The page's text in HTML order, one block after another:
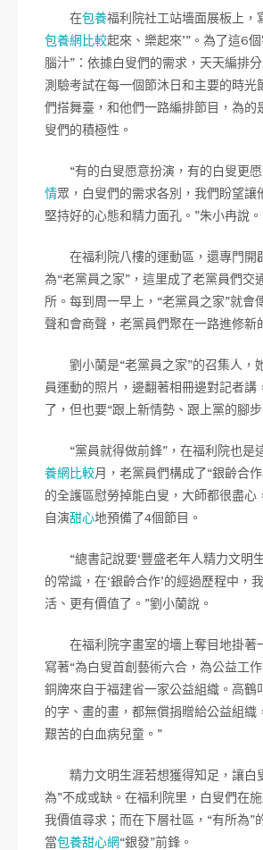
在包養福利院社工站墻面展板上，
包養網比較起來、樂起來’”。為了這6
腦汁”：依據白叟們的需求，天天編排
測驗考試在每一個節沐日和主要的時光
們搭舞臺，和他們一路編排節目，為的
叟們的積極性。
“有的白叟愿意扮演，有的白叟更
情眾，白叟們的需求各別，我們盼望讓
堅持好的心態和精力面孔。”朱小冉說。
在福利院八樓的運動區，還專門開
為“老黨員之家”，這里成了老黨員們交
所。每到周一早上，“老黨員之家”就會
聲和會商聲，老黨員們聚在一路進修新
劉小蘭是“老黨員之家”的召集人，
員運動的照片，邊翻著相冊邊對記者講
了，但也要“跟上新情勢、跟上黨的腳步
“黨員就得做前鋒”，在福利院也是
養網比較月，老黨員們構成了“銀齡合
的全護區慰勞掉能白叟，大師都很盡心
自演甜心地預備了4個節目。
“總書記說要‘豐盛老年人精力文明
的常識，在‘銀齡合作’的經過歷程中，
活、更有價值了。”劉小蘭說。
在福利院字畫室的墻上奪目地掛著
寫著“為白叟首創藝術六合，為公益工
銅牌來自于福建省一家公益組織。高鶴
的字、畫的畫，都無償捐贈給公益組織
艱苦的白血病兒童。”
精力文明生涯若想獲得知足，讓白
為”不成或缺。在福利院里，白叟們在
我價值尋求；而在下層社區，“有所為”
當包養甜心網“銀發”前鋒。